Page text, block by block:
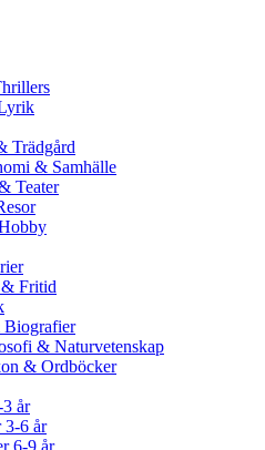
Trädgård
& Samhälle
Teater
& Fritid
Biografier
& Naturvetenskap
& Ordböcker
år
3-6 år
6-9 år